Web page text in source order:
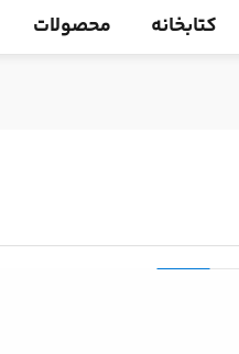
کتابخانه محصولات